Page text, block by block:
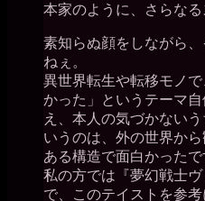
本家のように、さらなる
素知らぬ顔をしながら
ねぇ。
異世界転生や転移モノ
かった」というテーマ
え、本人の気づかない
いうのは、外の世界か
ある構造で面白かったで
私の方では『夢幻戦士
で、このテイストを参考